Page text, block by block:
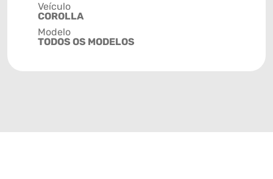
Veículo
COROLLA
Modelo
TODOS OS MODELOS